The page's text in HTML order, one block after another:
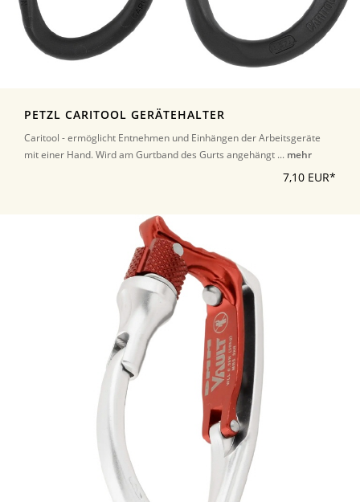
PETZL CARITOOL GERÄTEHALTER
Caritool - ermöglicht Entnehmen und Einhängen der Arbeitsgeräte
mit einer Hand. Wird am Gurtband des Gurts angehängt ... mehr
7,10 EUR*